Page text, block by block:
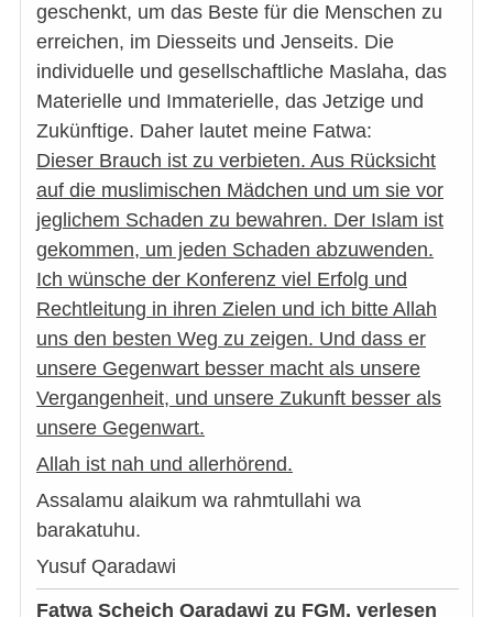
geschenkt, um das Beste für die Menschen zu
erreichen, im Diesseits und Jenseits. Die
individuelle und gesellschaftliche Maslaha, das
Materielle und Immaterielle, das Jetzige und
Zukünftige. Daher lautet meine Fatwa:
Dieser Brauch ist zu verbieten. Aus Rücksicht
auf die muslimischen Mädchen und um sie vor
jeglichem Schaden zu bewahren. Der Islam ist
gekommen, um jeden Schaden abzuwenden.
Ich wünsche der Konferenz viel Erfolg und
Rechtleitung in ihren Zielen und ich bitte Allah
uns den besten Weg zu zeigen. Und dass er
unsere Gegenwart besser macht als unsere
Vergangenheit, und unsere Zukunft besser als
unsere Gegenwart.
Allah ist nah und allerhörend.
Assalamu alaikum wa rahmtullahi wa
barakatuhu.
Yusuf Qaradawi
Fatwa Scheich Qaradawi zu FGM, verlesen